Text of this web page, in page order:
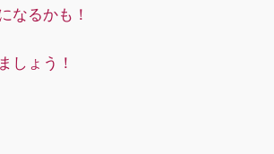
なるかも！
しょう！